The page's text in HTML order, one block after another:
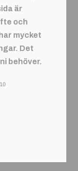
är
och
mycket
Det
behöver.